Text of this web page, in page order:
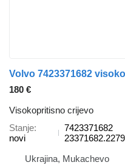
180 €
Visokopritisno crijevo
Stanje
novi
7423371682
Ukrajina, Mukachevo